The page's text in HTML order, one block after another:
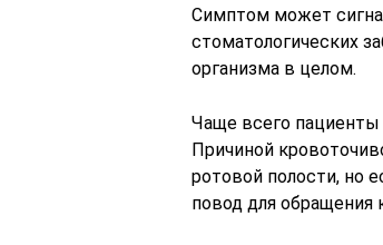
Симптом может
стоматологических
организма в целом.
Чаще всего
Причиной
ротовой полости, но
повод для обращения